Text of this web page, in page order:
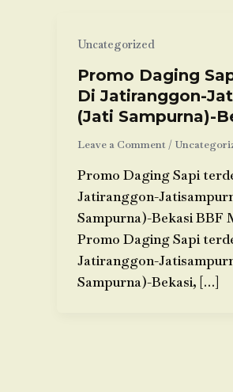
Uncategorized
Promo Daging
Di Jatiranggon-
(Jati Sampurna)-
Leave a Comment /
Promo Daging Sapi
Jatiranggon-
Sampurna)-Bekasi BBF
Promo Daging Sapi
Jatiranggon-
Sampurna)-Bekasi, […]